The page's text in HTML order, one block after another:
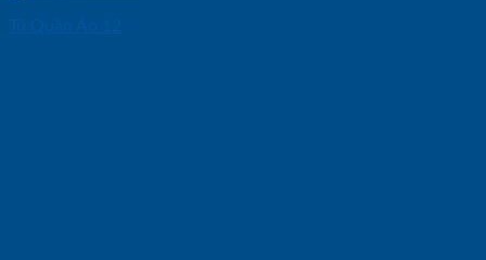
Tủ Quần Áo 12